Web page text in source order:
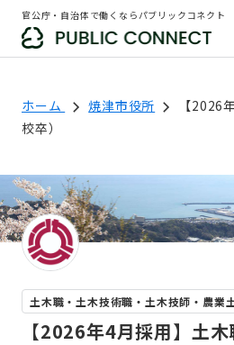
官公庁・自治体で働くならパブリックコネクト
ホーム 焼津市役所
【2026
校卒）
土木職・土木技術職・土木技師・農業
【2026年4月採用】土木